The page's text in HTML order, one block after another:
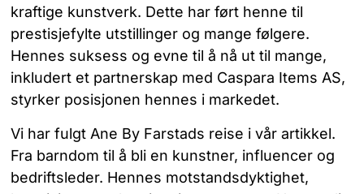
kraftige kunstverk. Dette har ført henne til
prestisjefylte utstillinger og mange følgere.
Hennes suksess og evne til å nå ut til mange,
inkludert et partnerskap med Caspara Items AS,
styrker posisjonen hennes i markedet.
Vi har fulgt Ane By Farstads reise i vår artikkel.
Fra barndom til å bli en kunstner, influencer og
bedriftsleder. Hennes motstandsdyktighet,